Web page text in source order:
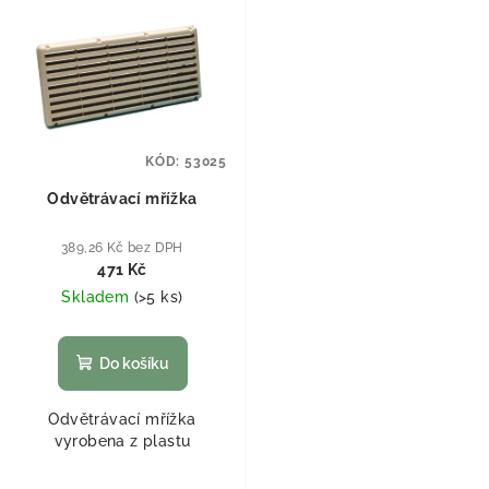
Odvětrávací mřížka
389,26 Kč bez DPH
471 Kč
Skladem (>5 ks)
Do košíku
Odvětrávací mřížka
vyrobena z plastu
KÓD: 53025